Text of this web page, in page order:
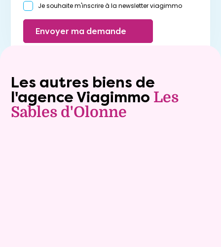
Je souhaite m'inscrire à la newsletter viagimmo
Envoyer ma demande
Les autres biens de
l'agence Viagimmo Les
Sables d'Olonne